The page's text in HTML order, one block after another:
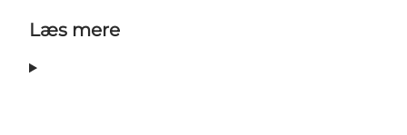
Læs mere